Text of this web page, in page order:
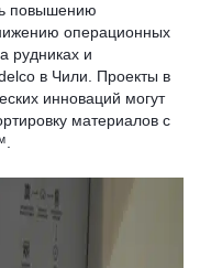
повышению
операционных
рудниках и
в Чили. Проекты в
инноваций могут
материалов с